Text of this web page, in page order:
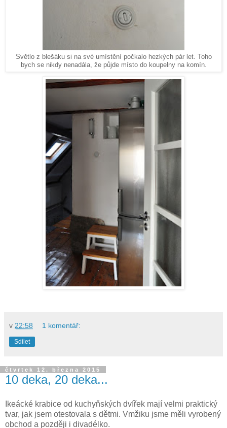
Světlo z blešáku si na své umístění počkalo hezkých pár let. Toho
bych se nikdy nenadála, že půjde místo do koupelny na komín.
v 22:58 1 komentář:
Sdílet
čtvrtek 12. března 2015
10 deka, 20 deka...
Ikeácké krabice od kuchyňských dvířek mají velmi praktický
tvar, jak jsem otestovala s dětmi. Vmžiku jsme měli vyrobený
obchod a později i divadélko.